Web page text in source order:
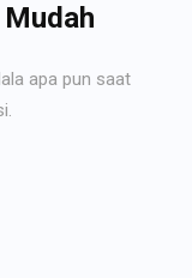
apa pun saat